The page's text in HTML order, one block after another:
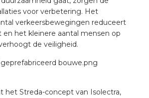
voor verbetering. Het
verkeersbewegingen reduceert
en het kleinere aantal mensen op
de veiligheid.
het Streda-concept van Isolectra,